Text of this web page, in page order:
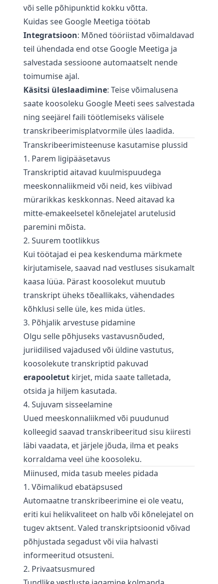
või selle põhipunktid kokku võtta.
Kuidas see Google Meetiga töötab
Integratsioon: Mõned tööriistad võimaldavad
teil ühendada end otse Google Meetiga ja
salvestada sessioone automaatselt nende
toimumise ajal.
Käsitsi üleslaadimine: Teise võimalusena
saate koosoleku Google Meeti sees salvestada
ning seejärel faili töötlemiseks välisele
transkribeerimisplatvormile üles laadida.
Transkribeerimisteenuse kasutamise plussid
1. Parem ligipääsetavus
Transkriptid aitavad kuulmispuudega
meeskonnaliikmeid või neid, kes viibivad
mürarikkas keskkonnas. Need aitavad ka
mitte-emakeelsetel kõnelejatel arutelusid
paremini mõista.
2. Suurem tootlikkus
Kui töötajad ei pea keskenduma märkmete
kirjutamisele, saavad nad vestluses sisukamalt
kaasa lüüa. Pärast koosolekut muutub
transkript üheks tõeallikaks, vähendades
kõhklusi selle üle, kes mida ütles.
3. Põhjalik arvestuse pidamine
Olgu selle põhjuseks vastavusnõuded,
juriidilised vajadused või üldine vastutus,
koosolekute transkriptid pakuvad
erapooletut kirjet, mida saate talletada,
otsida ja hiljem kasutada.
4. Sujuvam sisseelamine
Uued meeskonnaliikmed või puudunud
kolleegid saavad transkribeeritud sisu kiiresti
läbi vaadata, et järjele jõuda, ilma et peaks
korraldama veel ühe koosoleku.
Miinused, mida tasub meeles pidada
1. Võimalikud ebatäpsused
Automaatne transkribeerimine ei ole veatu,
eriti kui helikvaliteet on halb või kõnelejatel on
tugev aktsent. Valed transkriptsioonid võivad
põhjustada segadust või viia halvasti
informeeritud otsusteni.
2. Privaatsusmured